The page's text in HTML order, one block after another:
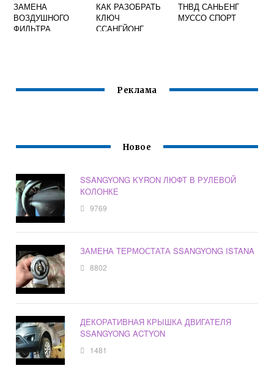
ЗАМЕНА
ВОЗДУШНОГО
ФИЛЬТРА
КАК РАЗОБРАТЬ
КЛЮЧ
ССАНГЙОНГ
ТНВД САНЬЕНГ
МУССО СПОРТ
Реклама
Новое
SSANGYONG KYRON ЛЮФТ В РУЛЕВОЙ
КОЛОНКЕ
9769
ЗАМЕНА ТЕРМОСТАТА SSANGYONG ISTANA
8802
ДЕКОРАТИВНАЯ КРЫШКА ДВИГАТЕЛЯ
SSANGYONG ACTYON
1481